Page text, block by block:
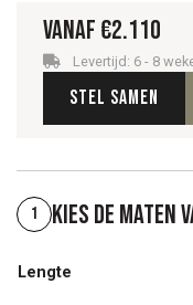
Vanaf €2.110
Levertijd: 6 - 8
Stel samen
1 Kies de
Lengte